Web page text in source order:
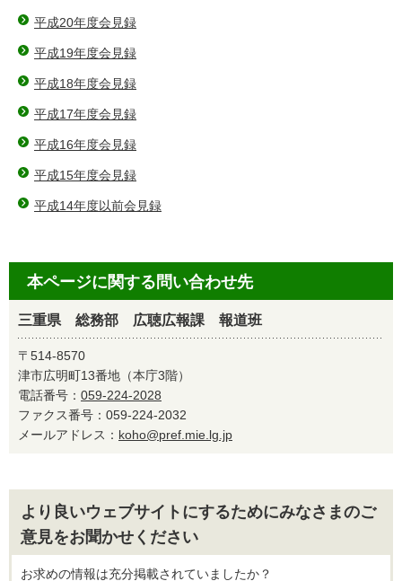
平成20年度会見録
平成19年度会見録
平成18年度会見録
平成17年度会見録
平成16年度会見録
平成15年度会見録
平成14年度以前会見録
本ページに関する問い合わせ先
三重県 総務部 広聴広報課 報道班
〒514-8570
津市広明町13番地（本庁3階）
電話番号： 059-224-2028
ファクス番号：059-224-2032
メールアドレス： koho@pref.mie.lg.jp
より良いウェブサイトにするためにみなさまのご
意見をお聞かせください
お求めの情報は充分掲載されていましたか？